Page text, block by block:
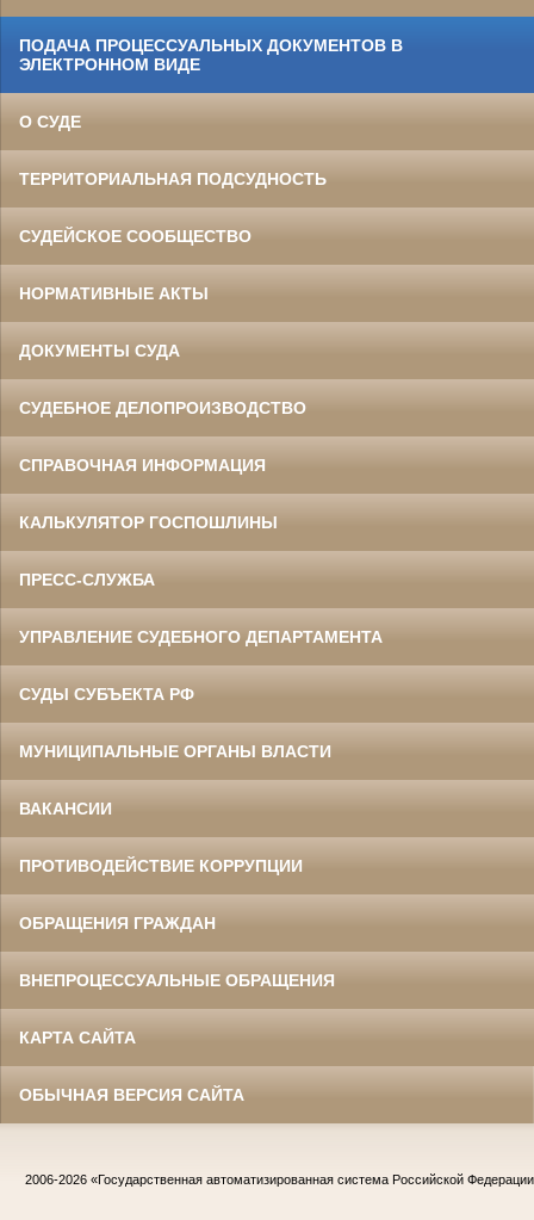
ПОДАЧА ПРОЦЕССУАЛЬНЫХ ДОКУМЕНТОВ В
ЭЛЕКТРОННОМ ВИДЕ
О СУДЕ
ТЕРРИТОРИАЛЬНАЯ ПОДСУДНОСТЬ
СУДЕЙСКОЕ СООБЩЕСТВО
НОРМАТИВНЫЕ АКТЫ
ДОКУМЕНТЫ СУДА
СУДЕБНОЕ ДЕЛОПРОИЗВОДСТВО
СПРАВОЧНАЯ ИНФОРМАЦИЯ
КАЛЬКУЛЯТОР ГОСПОШЛИНЫ
ПРЕСС-СЛУЖБА
УПРАВЛЕНИЕ СУДЕБНОГО ДЕПАРТАМЕНТА
СУДЫ СУБЪЕКТА РФ
МУНИЦИПАЛЬНЫЕ ОРГАНЫ ВЛАСТИ
ВАКАНСИИ
ПРОТИВОДЕЙСТВИЕ КОРРУПЦИИ
ОБРАЩЕНИЯ ГРАЖДАН
ВНЕПРОЦЕССУАЛЬНЫЕ ОБРАЩЕНИЯ
КАРТА САЙТА
ОБЫЧНАЯ ВЕРСИЯ САЙТА
2006-2026 «Государственная автоматизированная система Российской